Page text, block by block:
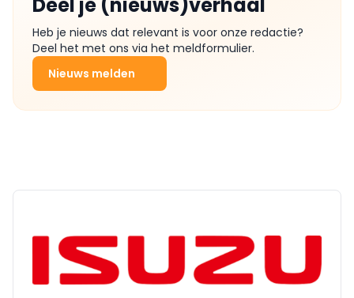
Heb je nieuws dat relevant is voor onze redactie?
Deel het met ons via het meldformulier.
Nieuws melden